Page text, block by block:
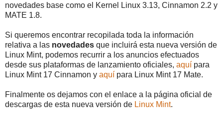
novedades base como el Kernel Linux 3.13, Cinnamon 2.2 y
MATE 1.8.
Si queremos encontrar recopilada toda la información
relativa a las novedades que incluirá esta nueva versión de
Linux Mint, podemos recurrir a los anuncios efectuados
desde sus plataformas de lanzamiento oficiales, aquí para
Linux Mint 17 Cinnamon y aquí para Linux Mint 17 Mate.
Finalmente os dejamos con el enlace a la página oficial de
descargas de esta nueva versión de Linux Mint.